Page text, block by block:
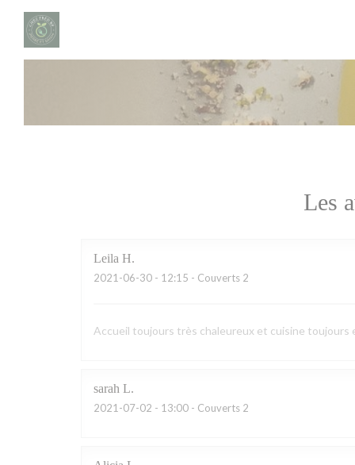
Personnalisation de vos choix en matière de cookies
Les
Leila H
2021-06-30 - 12:15 - Couverts 2
Accueil toujours très chaleureux et cuisine toujours
sarah L
2021-07-02 - 13:00 - Couverts 2